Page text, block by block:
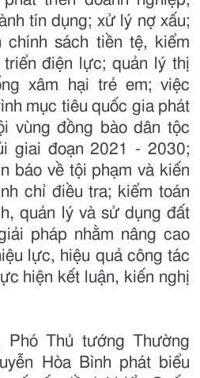
tín dụng; xử lý nợ xấu;
chính sách tiền tệ, kiểm
điện lực; quản lý thị
xâm hại trẻ em; việc
mục tiêu quốc gia phát
vùng đồng bào dân tộc
giai đoạn 2021 - 2030;
báo về tội phạm và kiến
chỉ điều tra; kiểm toán
quản lý và sử dụng đất
pháp nhằm nâng cao
lực, hiệu quả công tác
hiện kết luận, kiến nghị
Phó Thủ tướng Thường
Hòa Bình phát biểu